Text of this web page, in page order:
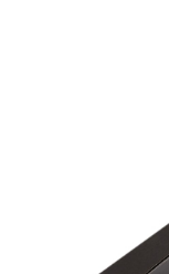
KLM23